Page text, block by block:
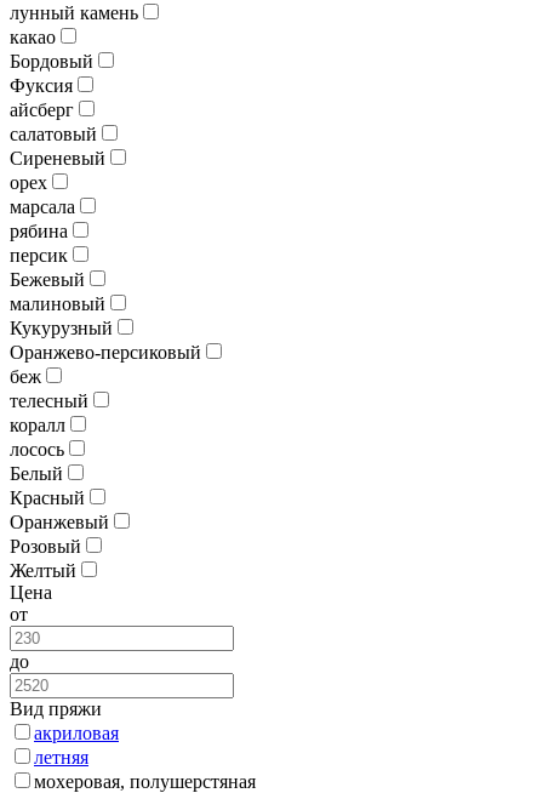
лунный камень
какао
Бордовый
Фуксия
айсберг
салатовый
Сиреневый
орех
марсала
рябина
персик
Бежевый
малиновый
Кукурузный
Оранжево-персиковый
беж
телесный
коралл
лосось
Белый
Красный
Оранжевый
Розовый
Желтый
Цена
от
до
Вид пряжи
акриловая
летняя
мохеровая, полушерстяная